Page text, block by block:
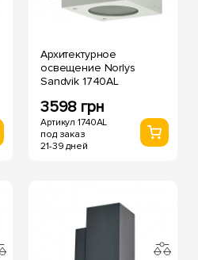
Архитектурное
освещение Norlys
Sandvik 1740AL
3598 грн
Артикул 1740AL
под заказ
21-39 дней